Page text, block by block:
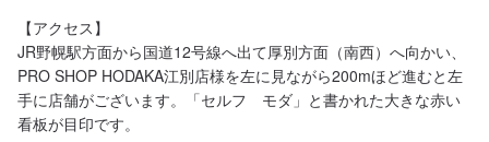
【アクセス】
JR野幌駅方面から国道12号線へ出て厚別方面（南西）へ向かい、
PRO SHOP HODAKA江別店様を左に見ながら200mほど進むと左
手に店舗がございます。「セルフ　モダ」と書かれた大きな赤い
看板が目印です。